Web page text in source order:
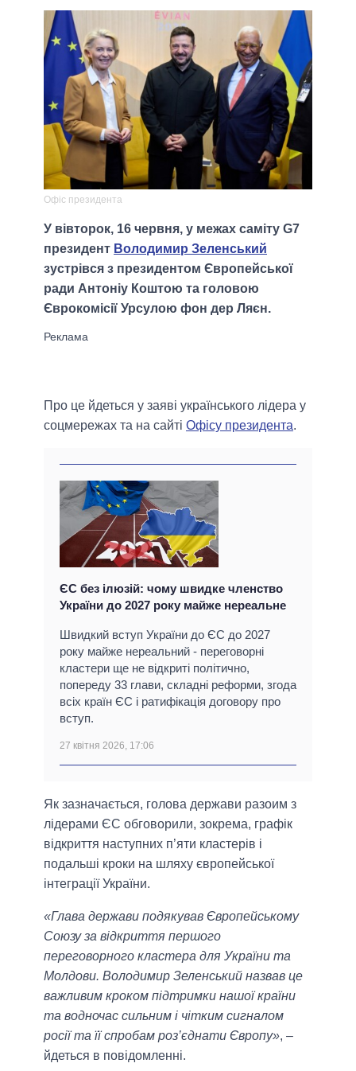
Офіс президента
У вівторок, 16 червня, у межах саміту G7
президент Володимир Зеленський
зустрівся з президентом Європейської
ради Антоніу Коштою та головою
Єврокомісії Урсулою фон дер Ляєн.
Про це йдеться у заяві українського лідера у
соцмережах та на сайті Офісу президента.
ЄС без ілюзій: чому швидке членство
України до 2027 року майже нереальне
Швидкий вступ України до ЄС до 2027
року майже нереальний - переговорні
кластери ще не відкриті політично,
попереду 33 глави, складні реформи, згода
всіх країн ЄС і ратифікація договору про
вступ.
27 квітня 2026, 17:06
Як зазначається, голова держави разоим з
лідерами ЄС обговорили, зокрема, графік
відкриття наступних п’яти кластерів і
подальші кроки на шляху європейської
інтеграції України.
«Глава держави подякував Європейському
Союзу за відкриття першого
переговорного кластера для України та
Молдови. Володимир Зеленський назвав це
важливим кроком підтримки нашої країни
та водночас сильним і чітким сигналом
росії та її спробам роз’єднати Європу», –
йдеться в повідомленні.